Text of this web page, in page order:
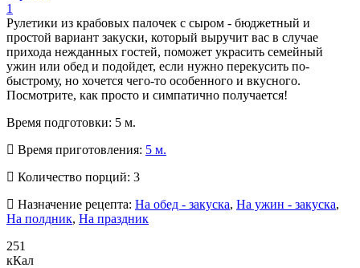
1
Рулетики из крабовых палочек с сыром - бюджетный и
простой вариант закуски, который выручит вас в случае
прихода нежданных гостей, поможет украсить семейный
ужин или обед и подойдет, если нужно перекусить по-
быстрому, но хочется чего-то особенного и вкусного.
Посмотрите, как просто и симпатично получается!
Время подготовки: 5 м.
Время приготовления: 5 м.
Количество порций: 3
Назначение рецепта: На обед - закуска, На ужин - закуска,
На полдник, На праздник
251
кКал